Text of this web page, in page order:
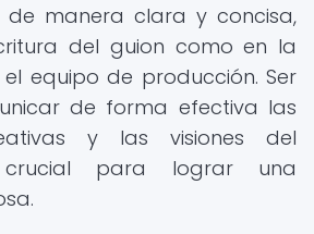
de manera clara y concisa,
del guion como en la
equipo de producción. Ser
de forma efectiva las
y las visiones del
para lograr una